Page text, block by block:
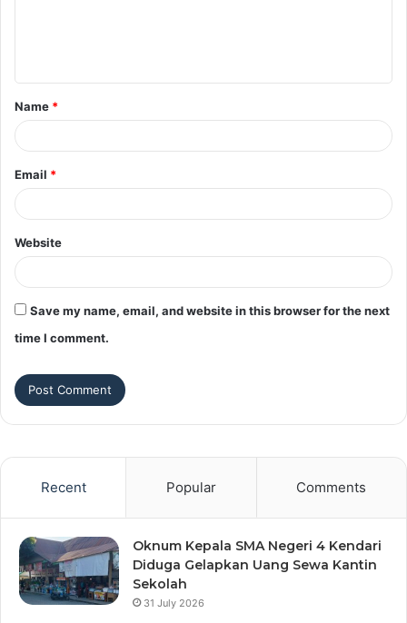
t
*
Name *
Email *
Website
Save my name, email, and website in this browser for the next
time I comment.
Recent Popular Comments
Oknum Kepala SMA Negeri 4 Kendari
Diduga Gelapkan Uang Sewa Kantin
Sekolah
31 July 2026